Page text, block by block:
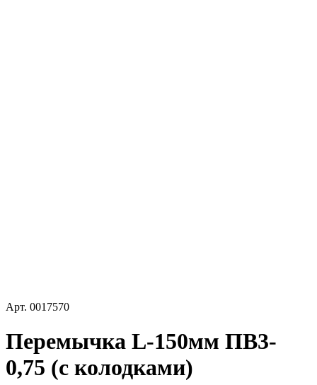
Арт. 0017570
Перемычка L-150мм ПВ3-
0,75 (с колодками)